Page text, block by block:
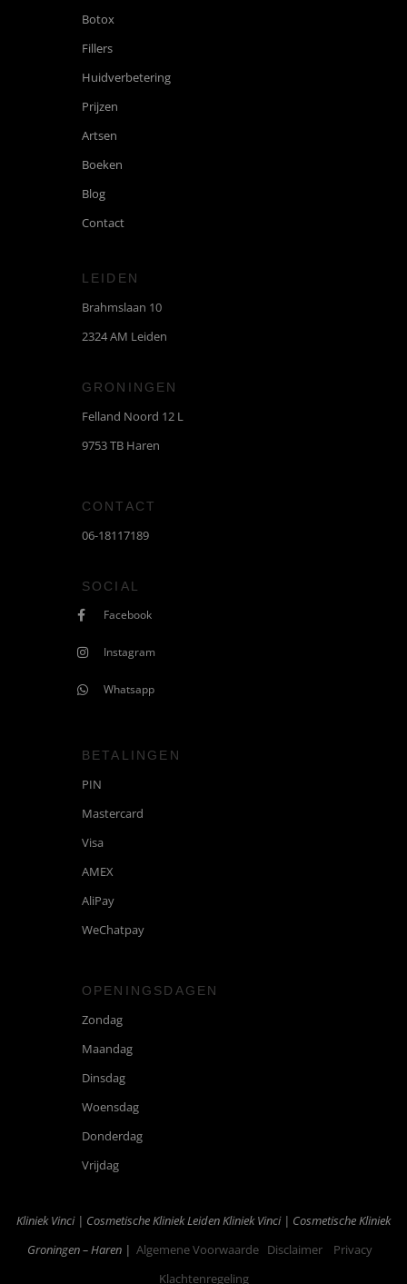
Botox
Fillers
Huidverbetering
Prijzen
Artsen
Boeken
Blog
Contact
LEIDEN
Brahmslaan 10
2324 AM Leiden
GRONINGEN
Felland Noord 12 L
9753 TB Haren
CONTACT
06-18117189
SOCIAL
Facebook
Instagram
Whatsapp
BETALINGEN
PIN
Mastercard
Visa
AMEX
AliPay
WeChatpay
OPENINGSDAGEN
Zondag
Maandag
Dinsdag
Woensdag
Donderdag
Vrijdag
Kliniek Vinci | Cosmetische Kliniek LeidenKliniek Vinci | Cosmetische Kliniek
Groningen – Haren | Algemene Voorwaarde Disclaimer
Privacy
Klachtenregeling